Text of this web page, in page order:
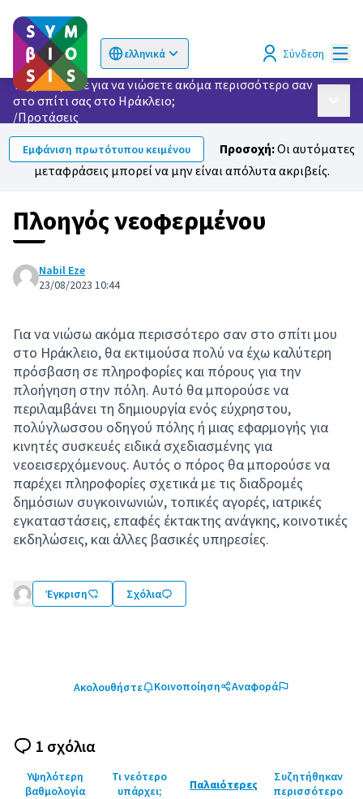
ελληνικά
Choose language Επιλογή γλώσσας Σύνδεση
Τι χρειάζεστε για να νιώσετε ακόμα περισσότερο σαν
στο σπίτι σας στο Ηράκλειο;
/Προτάσεις
Εμφάνιση πρωτότυπου κειμένου Προσοχή:Οι αυτόματες
μεταφράσεις μπορεί να μην είναι απόλυτα ακριβείς.
Πλοηγός νεοφερμένου
Nabil Eze
23/08/2023 10:44
Για να νιώσω ακόμα περισσότερο σαν στο σπίτι μου
στο Ηράκλειο, θα εκτιμούσα πολύ να έχω καλύτερη
πρόσβαση σε πληροφορίες και πόρους για την
πλοήγηση στην πόλη. Αυτό θα μπορούσε να
περιλαμβάνει τη δημιουργία ενός εύχρηστου,
πολύγλωσσου οδηγού πόλης ή μιας εφαρμογής για
κινητές συσκευές ειδικά σχεδιασμένης για
νεοεισερχόμενους. Αυτός ο πόρος θα μπορούσε να
παρέχει πληροφορίες σχετικά με τις διαδρομές
δημόσιων συγκοινωνιών, τοπικές αγορές, ιατρικές
εγκαταστάσεις, επαφές έκτακτης ανάγκης, κοινοτικές
εκδηλώσεις, και άλλες βασικές υπηρεσίες.
Έγκριση Σχόλια
Ακολουθήστε Κοινοποίηση Αναφορά
1 σχόλια
Υψηλότερη
βαθμολογία
Τι νεότερο
υπάρχει;
Παλαιότερες
Συζητήθηκαν
περισσότερο